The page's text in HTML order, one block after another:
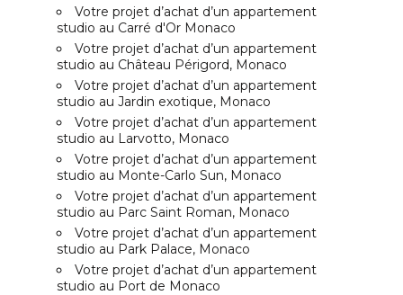
Votre projet d’achat d’un appartement
studio au Carré d'Or Monaco
Votre projet d’achat d’un appartement
studio au Château Périgord, Monaco
Votre projet d’achat d’un appartement
studio au Jardin exotique, Monaco
Votre projet d’achat d’un appartement
studio au Larvotto, Monaco
Votre projet d’achat d’un appartement
studio au Monte-Carlo Sun, Monaco
Votre projet d’achat d’un appartement
studio au Parc Saint Roman, Monaco
Votre projet d’achat d’un appartement
studio au Park Palace, Monaco
Votre projet d’achat d’un appartement
studio au Port de Monaco